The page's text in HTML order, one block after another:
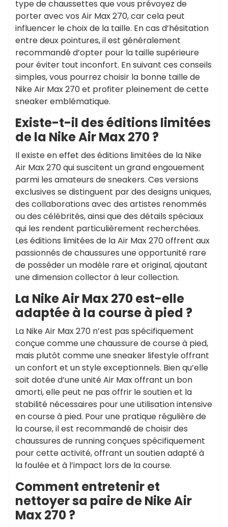
type de chaussettes que vous prévoyez de
porter avec vos Air Max 270, car cela peut
influencer le choix de la taille. En cas d’hésitation
entre deux pointures, il est généralement
recommandé d’opter pour la taille supérieure
pour éviter tout inconfort. En suivant ces conseils
simples, vous pourrez choisir la bonne taille de
Nike Air Max 270 et profiter pleinement de cette
sneaker emblématique.
Existe-t-il des éditions limitées
de la Nike Air Max 270 ?
Il existe en effet des éditions limitées de la Nike
Air Max 270 qui suscitent un grand engouement
parmi les amateurs de sneakers. Ces versions
exclusives se distinguent par des designs uniques,
des collaborations avec des artistes renommés
ou des célébrités, ainsi que des détails spéciaux
qui les rendent particulièrement recherchées.
Les éditions limitées de la Air Max 270 offrent aux
passionnés de chaussures une opportunité rare
de posséder un modèle rare et original, ajoutant
une dimension collector à leur collection.
La Nike Air Max 270 est-elle
adaptée à la course à pied ?
La Nike Air Max 270 n’est pas spécifiquement
conçue comme une chaussure de course à pied,
mais plutôt comme une sneaker lifestyle offrant
un confort et un style exceptionnels. Bien qu’elle
soit dotée d’une unité Air Max offrant un bon
amorti, elle peut ne pas offrir le soutien et la
stabilité nécessaires pour une utilisation intensive
en course à pied. Pour une pratique régulière de
la course, il est recommandé de choisir des
chaussures de running conçues spécifiquement
pour cette activité, offrant un soutien adapté à
la foulée et à l’impact lors de la course.
Comment entretenir et
nettoyer sa paire de Nike Air
Max 270 ?